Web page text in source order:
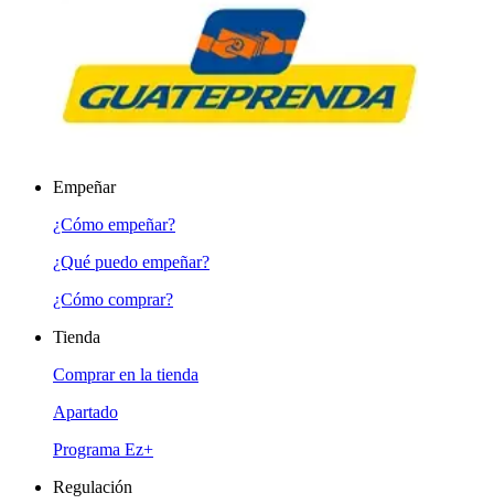
Empeñar
¿Cómo empeñar?
¿Qué puedo empeñar?
¿Cómo comprar?
Tienda
Comprar en la tienda
Apartado
Programa Ez+
Regulación